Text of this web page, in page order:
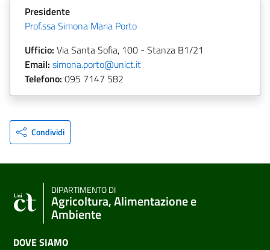
Presidente
Prof.ssa Simona Maria Porto
Ufficio: Via Santa Sofia, 100 - Stanza B1/21
Email: simona.porto@unict.it
Telefono: 095 7147 582
Condividi
DIPARTIMENTO DI
Agricoltura, Alimentazione e
Ambiente
DOVE SIAMO